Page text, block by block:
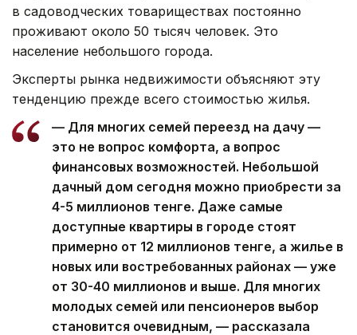
в садоводческих товариществах постоянно
проживают около 50 тысяч человек. Это
население небольшого города.
Эксперты рынка недвижимости объясняют эту
тенденцию прежде всего стоимостью жилья.
— Для многих семей переезд на дачу —
это не вопрос комфорта, а вопрос
финансовых возможностей. Небольшой
дачный дом сегодня можно приобрести за
4-5 миллионов тенге. Даже самые
доступные квартиры в городе стоят
примерно от 12 миллионов тенге, а жилье в
новых или востребованных районах — уже
от 30-40 миллионов и выше. Для многих
молодых семей или пенсионеров выбор
становится очевидным, — рассказала